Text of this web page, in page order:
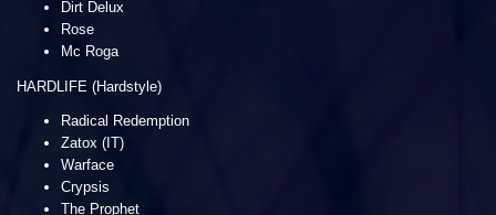
Dirt Delux
Rose
Mc Roga
HARDLIFE (Hardstyle)
Radical Redemption
Zatox (IT)
Warface
Crypsis
The Prophet